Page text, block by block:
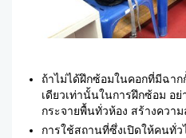
ถ้าไม่ได้ฝึกซ้อมในคอกที่มีฉาก
เดียวเท่านั้นในการฝึกซ้อม อ
กระจายพื้นทั่วห้อง สร้างควา
การใช้สถานที่ซึ่งเปิดให้คนทั่